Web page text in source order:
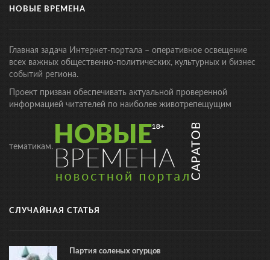
НОВЫЕ ВРЕМЕНА
Главная задача Интернет-портала – оперативное освещение
всех важных общественно-политических, культурных и бизнес
событий региона.
Проект призван обеспечивать актуальной проверенной
информацией читателей по наиболее животрепещущим
тематикам.
СЛУЧАЙНАЯ СТАТЬЯ
Партия соленых огурцов